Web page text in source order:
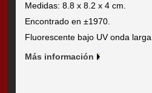
Medidas: 8.8 x 8.2 x 4 cm.
Encontrado en ±1970.
Fluorescente bajo UV onda larga
Más información